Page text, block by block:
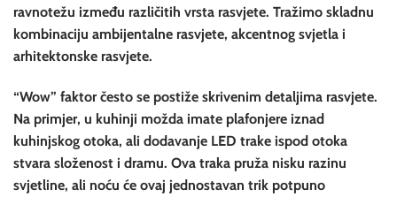
ravnotežu između različitih vrsta rasvjete. Tražimo skladnu
kombinaciju ambijentalne rasvjete, akcentnog svjetla i
arhitektonske rasvjete.
“Wow” faktor često se postiže skrivenim detaljima rasvjete.
Na primjer, u kuhinji možda imate plafonjere iznad
kuhinjskog otoka, ali dodavanje LED trake ispod otoka
stvara složenost i dramu. Ova traka pruža nisku razinu
svjetline, ali noću će ovaj jednostavan trik potpuno